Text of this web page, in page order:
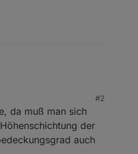
#2
da muß man sich
der
auch